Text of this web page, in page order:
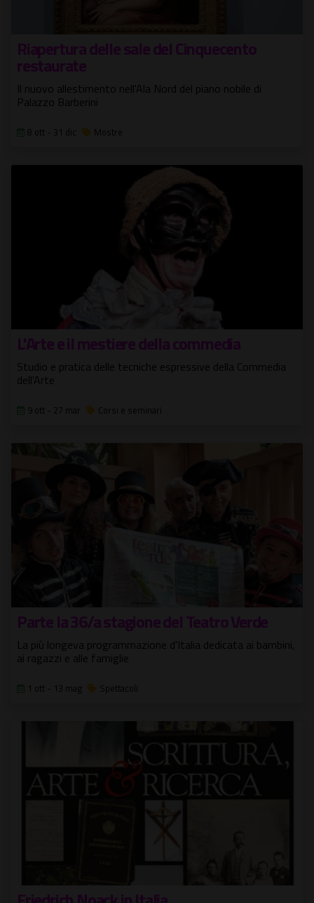
Riapertura delle sale del Cinquecento
restaurate
Il nuovo allestimento nell'Ala Nord del piano nobile di
Palazzo Barberini
8 ott - 31 dic Mostre
L'Arte e il mestiere della commedia
Studio e pratica delle tecniche espressive della Commedia
dell'Arte
9 ott - 27 mar Corsi e seminari
Parte la 36/a stagione del Teatro Verde
La più longeva programmazione d'Italia dedicata ai bambini,
ai ragazzi e alle famiglie
1 ott - 13 mag Spettacoli